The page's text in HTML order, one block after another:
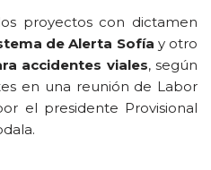
proyectos con dictamen
de Alerta Sofía y otro
accidentes viales, según
en una reunión de Labor
el presidente Provisional